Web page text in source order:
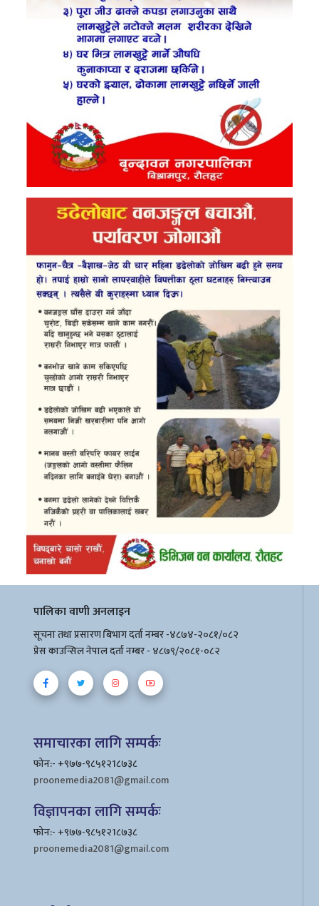
पालिका वाणी अनलाइन
सूचना तथा प्रसारण बिभाग दर्ता नम्बर -४८७४-२०८१/०८२
प्रेस काउन्सिल नेपाल दर्ता नम्बर - ४८७९/२०८१-०८२
समाचारका लागि सम्पर्कः
फोन:- +९७७-९८५१२1८७३८
proonemedia2081@gmail.com
विज्ञापनका लागि सम्पर्कः
फोन:- +९७७-९८५१२1८७३८
proonemedia2081@gmail.com